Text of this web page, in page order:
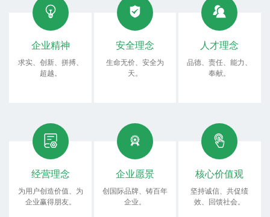
企业精神
求实、创新、拼搏、
超越。
安全理念
生命无价、安全为
天。
人才理念
品德、责任、能力、
奉献。
经营理念
为用户创造价值、为
企业赢得朋友。
企业愿景
创国际品牌、铸百年
企业。
核心价值观
坚持诚信、共促绩
效、回馈社会。